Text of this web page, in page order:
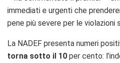
immediati e urgenti che
pene più severe per le violazioni
La NADEF presenta numeri
torna sotto il 10 per cento: